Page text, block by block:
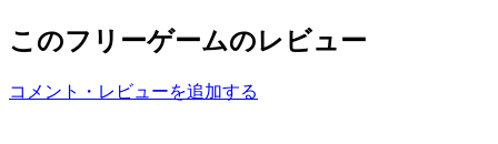
このフリーゲームのレビュー
コメント・レビューを追加する